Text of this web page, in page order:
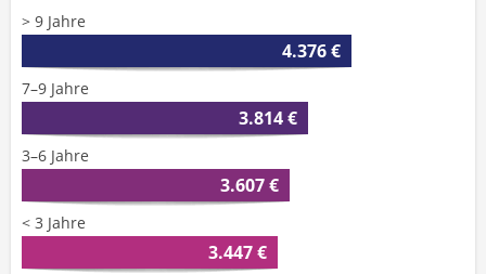
> 9 Jahre
4.376 €
7–9 Jahre
3.814 €
3–6 Jahre
3.607 €
< 3 Jahre
3.447 €